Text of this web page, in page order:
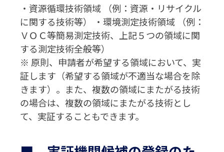
・資源循環技術領域 （例：資源・リサイクル
に関する技術等） ・環境測定技術領域 （例：
ＶＯＣ等簡易測定技術、上記５つの領域に関
する測定技術全般等）
※ 原則、申請者が希望する領域において、実
証します（希望する領域が不適当な場合を除
きます）。また、複数の領域にまたがる技術
の場合は、複数の領域にまたがる技術とし
て、実証することもできます。